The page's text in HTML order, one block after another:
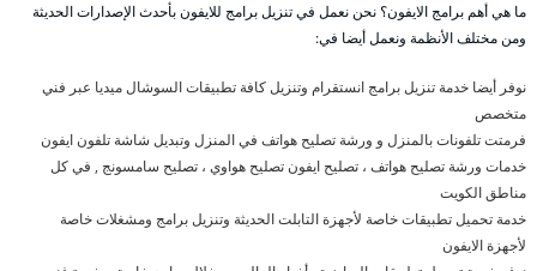
ما هي أهم برامج الايفون؟ نحن نعمل في تنزيل برامج للايفون بأحدث الإصدارات الحديثة
ومن مختلف الأنظمة ونعمل أيضا في:
نوفر أيضا خدمة تنزيل برامج انستقرام وتنزيل كافة تطبيقات السوشال ميديا عبر فني
متخصص
فرمتت تلفونات بالمنزل و ورشة تصليح هواتف في المنزل وتبديل شاشة تلفون ايفون
خدمات ورشة تصليح هواتف ، تصليح ايفون تصليح هواوي ، تصليح سامسونج , في كل
مناطق الكويت
خدمة تحميل تطبيقات خاصة لأجهزة التابلت الحديثة وتنزيل برامج ومشغلات خاصة
لأجهزة الايفون